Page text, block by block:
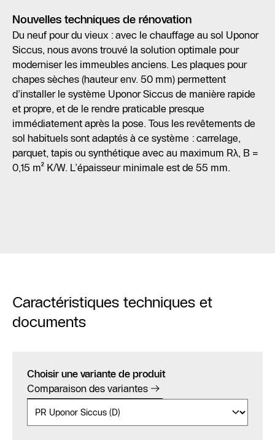
Nouvelles techniques de rénovation
Du neuf pour du vieux : avec le chauffage au sol Uponor
Siccus, nous avons trouvé la solution optimale pour
moderniser les immeubles anciens. Les plaques pour
chapes sèches (hauteur env. 50 mm) permettent
d’installer le système Uponor Siccus de manière rapide
et propre, et de le rendre praticable presque
immédiatement après la pose. Tous les revêtements de
sol habituels sont adaptés à ce système : carrelage,
parquet, tapis ou synthétique avec au maximum Rλ, B =
0,15 m² K/W. L’épaisseur minimale est de 55 mm.
Caractéristiques techniques et
documents
Choisir une variante de produit
Comparaison des variantes